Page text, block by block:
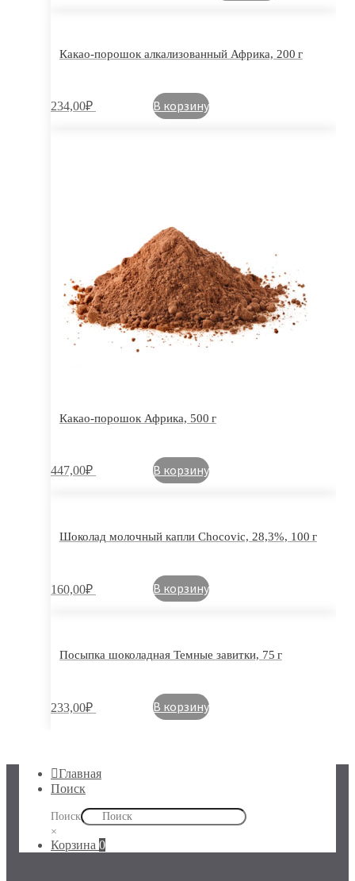
Какао-порошок алкализованный Африка, 200 г
234,00₽ В корзину
Какао-порошок Африка, 500 г
447,00₽ В корзину
Шоколад молочный капли Chocovic, 28,3%, 100 г
160,00₽ В корзину
Посыпка шоколадная Темные завитки, 75 г
233,00₽ В корзину
Главная
Поиск
Поиск
×
Корзина 0